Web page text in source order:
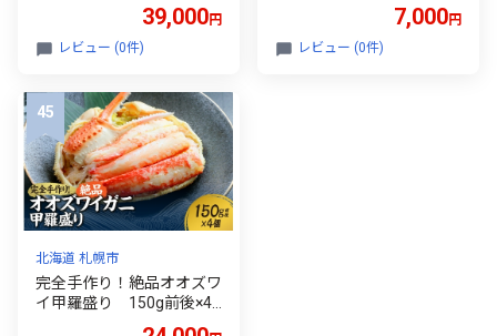
ニ 冷凍 お取り寄せ 旭川市
北海道ふるさと納税 北海
39,000円
レビュー (0件)
て 数の子 昆布 海鮮づくし
ずわいがに 漁師飯 北海道
7,000円
レビュー (0件)
北海道 札幌市
完全手作り！絶品オオズワ
イ甲羅盛り 150g前後×4